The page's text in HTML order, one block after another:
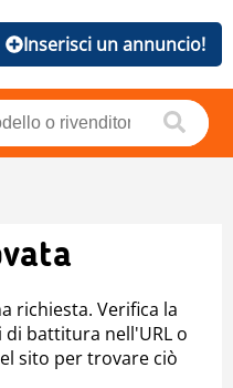
Inserisci un annuncio!
richiesta. Verifica la
battitura nell'URL o
sito per trovare ciò